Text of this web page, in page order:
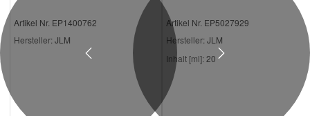
Artikel Nr. EP1400762
Hersteller: JLM
Artikel Nr. EP5027929
Hersteller: JLM
Inhalt [ml]: 20
Previous Next